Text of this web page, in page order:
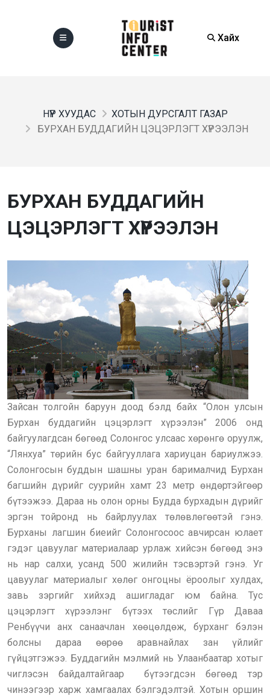
Хайх
НҮҮР ХУУДАС
ХОТЫН ДУРСГАЛТ ГАЗАР
БУРХАН БУДДАГИЙН ЦЭЦЭРЛЭГТ ХҮРЭЭЛЭН
БУРХАН БУДДАГИЙН
ЦЭЦЭРЛЭГТ ХҮРЭЭЛЭН
Зайсан толгойн баруун доод бэлд байх “Олон улсын
Бурхан буддагийн цэцэрлэгт хүрээлэн” 2006 онд
байгуулагдсан бөгөөд Солонгос улсаас хөрөнгө оруулж,
“Лянхуа” төрийн бус байгууллага хариуцан бариулжээ.
Солонгосын буддын шашны уран барималчид Бурхан
багшийн дүрийг суурийн хамт 23 метр өндөртэйгөөр
бүтээжээ. Дараа нь олон орны Будда бурхадын дүрийг
эргэн тойронд нь байрлуулах төлөвлөгөөтэй гэнэ.
Бурханы лагшин биеийг Солонгосоос авчирсан юлает
гэдэг цавуулаг материалаар урлаж хийсэн бөгөөд энэ
нь нар салхи, усанд 500 жилийн тэсвэртэй гэнэ. Уг
цавуулаг материалыг хөлөг онгоцны ёроолыг хулдах,
завь зэргийг хийхэд ашигладаг юм байна. Тус
цэцэрлэгт хүрээлэнг бүтээх төслийг Гүр Даваа
Ренбүүчи анх санаачлан хөөцөлдөж, бурханг бэлэн
болсны дараа өөрөө аравнайлах зан үйлийг
гүйцэтгэжээ. Буддагийн мэлмий нь Улаанбаатар хотыг
чиглэсэн байдалтайгаар бүтээгдсэн бөгөөд тэр
чинээгээр харж хамгаалах бэлгэдэлтэй. Хотын оршин